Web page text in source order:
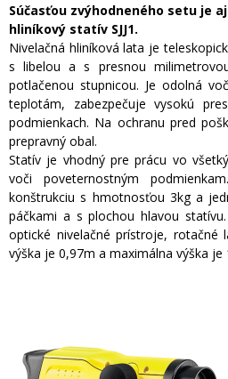
Súčasťou zvýhodneného setu je
hliníkový statív SJJ1.
Nivelačná hliníková lata je
s libelou a s presnou
potlačenou stupnicou. Je odolná
teplotám, zabezpečuje vysokú
podmienkach. Na ochranu pred
prepravný obal.
Statív je vhodný pre prácu vo
voči poveternostným
konštrukciu s hmotnosťou 3kg a
páčkami a s plochou hlavou
optické nivelačné prístroje, rotačné
výška je 0,97m a maximálna výška je